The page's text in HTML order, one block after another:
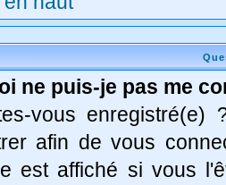
ne puis-je pas me
vous enregistré(e)
afin de vous
est affiché si vous